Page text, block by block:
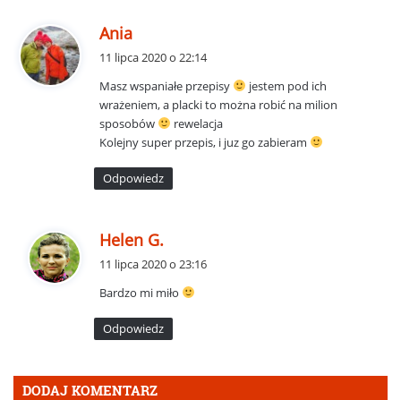
Ania
z
e
:
11 lipca 2020 o 22:14
Masz wspaniałe przepisy
jestem pod ich
wrażeniem, a placki to można robić na milion
sposobów
rewelacja
Kolejny super przepis, i juz go zabieram
Odpowiedz
Helen G.
z
e
:
11 lipca 2020 o 23:16
Bardzo mi miło
Odpowiedz
DODAJ KOMENTARZ